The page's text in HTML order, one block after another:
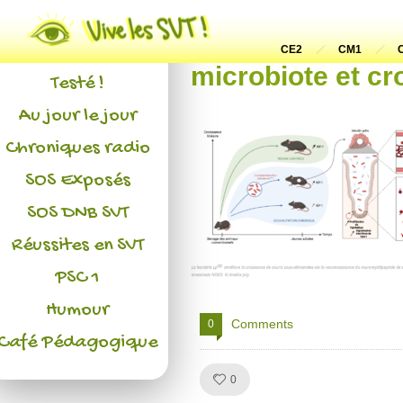
CE2 CM1
microbiote et
0 Comments
0
Actualités
L'association
Testé !
Au jour le jour
Chroniques radio
SOS Exposés
SOS DNB SVT
Réussites en SVT
PSC 1
Humour
Pédagogique